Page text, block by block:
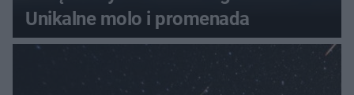
Unikalne molo i promenada